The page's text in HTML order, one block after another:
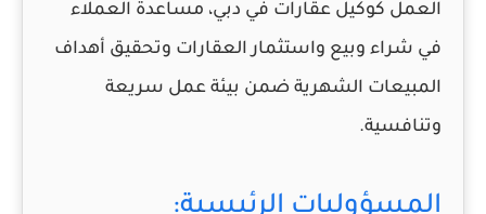
العمل كوكيل عقارات في دبي، مساعدة العملاء
في شراء وبيع واستثمار العقارات وتحقيق أهداف
المبيعات الشهرية ضمن بيئة عمل سريعة
وتنافسية.
المسؤوليات الرئيسية: